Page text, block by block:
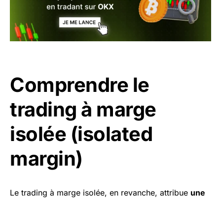
Comprendre le
trading à marge
isolée (isolated
margin)
Le trading à marge isolée, en revanche, attribue une